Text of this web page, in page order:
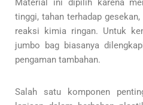
Material ini dipilih karena
tinggi, tahan terhadap
reaksi kimia ringan. Untuk
jumbo bag biasanya
pengaman tambahan.
Salah satu komponen